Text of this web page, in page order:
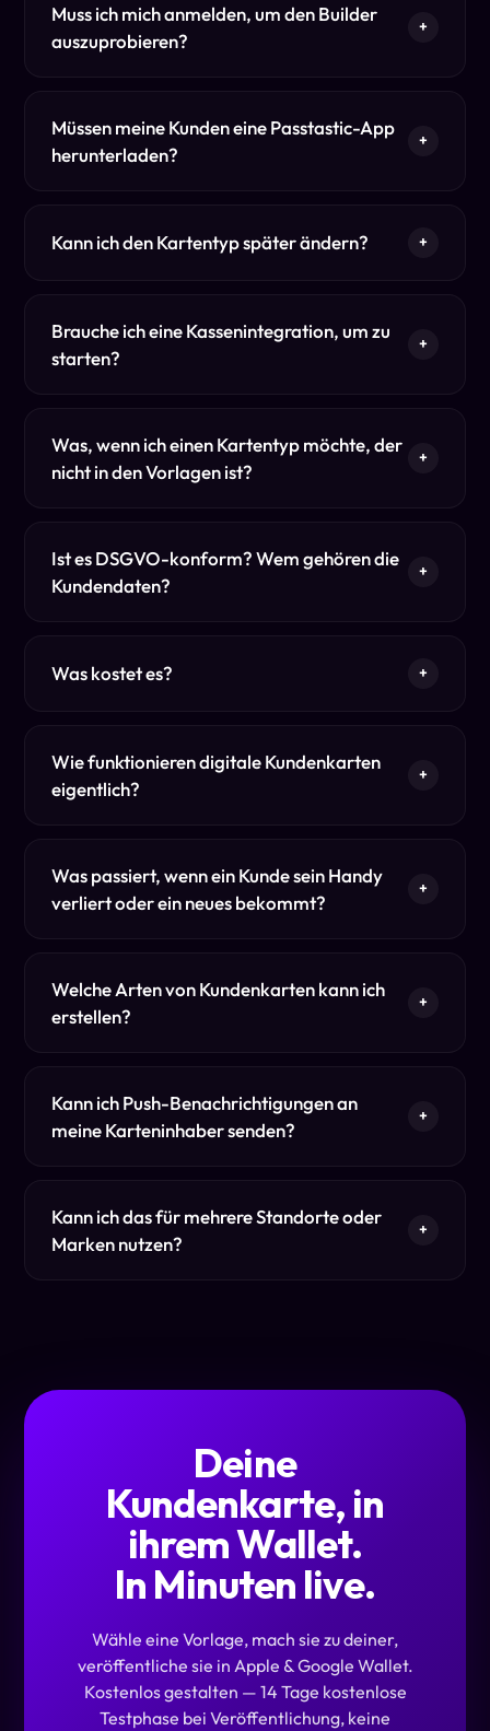
Muss ich mich anmelden, um den Builder
auszuprobieren?
+
Müssen meine Kunden eine Passtastic-App
herunterladen?
+
Kann ich den Kartentyp später ändern? +
Brauche ich eine Kassenintegration, um zu
starten?
+
Was, wenn ich einen Kartentyp möchte, der
nicht in den Vorlagen ist?
+
Ist es DSGVO-konform? Wem gehören die
Kundendaten?
+
Was kostet es? +
Wie funktionieren digitale Kundenkarten
eigentlich?
+
Was passiert, wenn ein Kunde sein Handy
verliert oder ein neues bekommt?
+
Welche Arten von Kundenkarten kann ich
erstellen?
+
Kann ich Push-Benachrichtigungen an
meine Karteninhaber senden?
+
Kann ich das für mehrere Standorte oder
Marken nutzen?
+
Deine
Kundenkarte, in
ihrem Wallet.
In Minuten live.
Wähle eine Vorlage, mach sie zu deiner,
veröffentliche sie in Apple & Google Wallet.
Kostenlos gestalten — 14 Tage kostenlose
Testphase bei Veröffentlichung, keine